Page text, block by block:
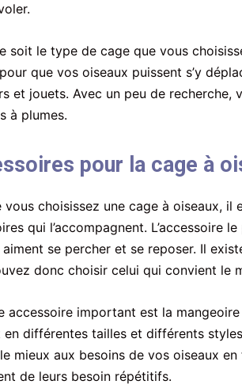
soit le type de cage que vous
que vos oiseaux puissent s’y
et jouets. Avec un peu de
à plumes.
pour la cage à
vous choisissez une cage à oiseaux,
qui l’accompagnent. L’accessoire
aiment se percher et se reposer. Il
donc choisir celui qui convient le
accessoire important est la
en différentes tailles et différents
mieux aux besoins de vos oiseaux
de leurs besoin répétitifs.